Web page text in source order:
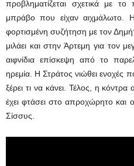
προβληματίζεται σχετικά με
μπράβο που είχαν αιχμάλωτο.
φορτισμένη συζήτηση με τον
μιλάει και στην Άρτεμη για τον
αιφνίδια επίσκεψη από το
ηρεμία. Η Στράτος νιώθει ενοχές
ξέρει τι να κάνει. Τέλος, η
έχει φτάσει στο απροχώρητο και
Σίσσυς.